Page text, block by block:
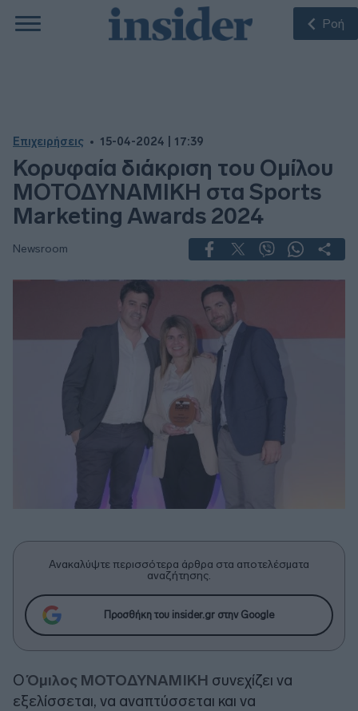
Ροή
Επιχειρήσεις 15-04-2024 | 17:39
Κορυφαία διάκριση του Ομίλου
ΜΟΤΟΔΥΝΑΜΙΚΗ στα Sports
Marketing Awards 2024
Newsroom
Ανακαλύψτε περισσότερα άρθρα στα αποτελέσματα
αναζήτησης.
Προσθήκη του insider.gr στην Google
ΟΌμιλος ΜΟΤΟΔΥΝΑΜΙΚΗ συνεχίζει να
εξελίσσεται, να αναπτύσσεται και να